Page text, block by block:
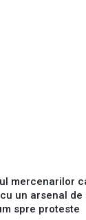
mercenarilor
un arsenal de
spre proteste